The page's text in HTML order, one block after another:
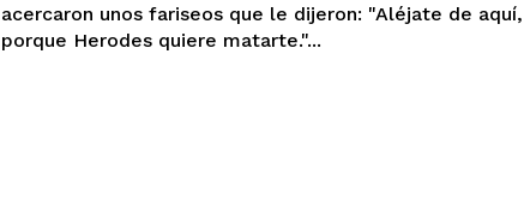
acercaron unos fariseos que le dijeron: "Aléjate de aquí,
porque Herodes quiere matarte."...